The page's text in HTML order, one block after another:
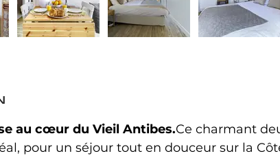
au cœur du Vieil Antibes.Ce charmant
pour un séjour tout en douceur sur la